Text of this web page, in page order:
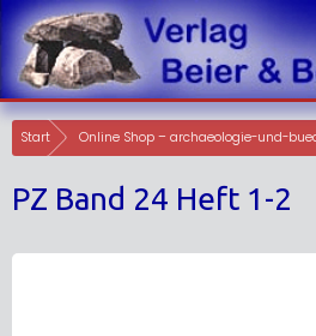
Skip
to
content
Start Online Shop – archaeologie-und-
PZ Band 24 Heft 1-2